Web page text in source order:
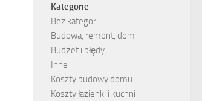
Kategorie
Bez kategorii
Budowa, remont, dom
Budżet i błędy
Inne
Koszty budowy domu
Koszty łazienki i kuchni